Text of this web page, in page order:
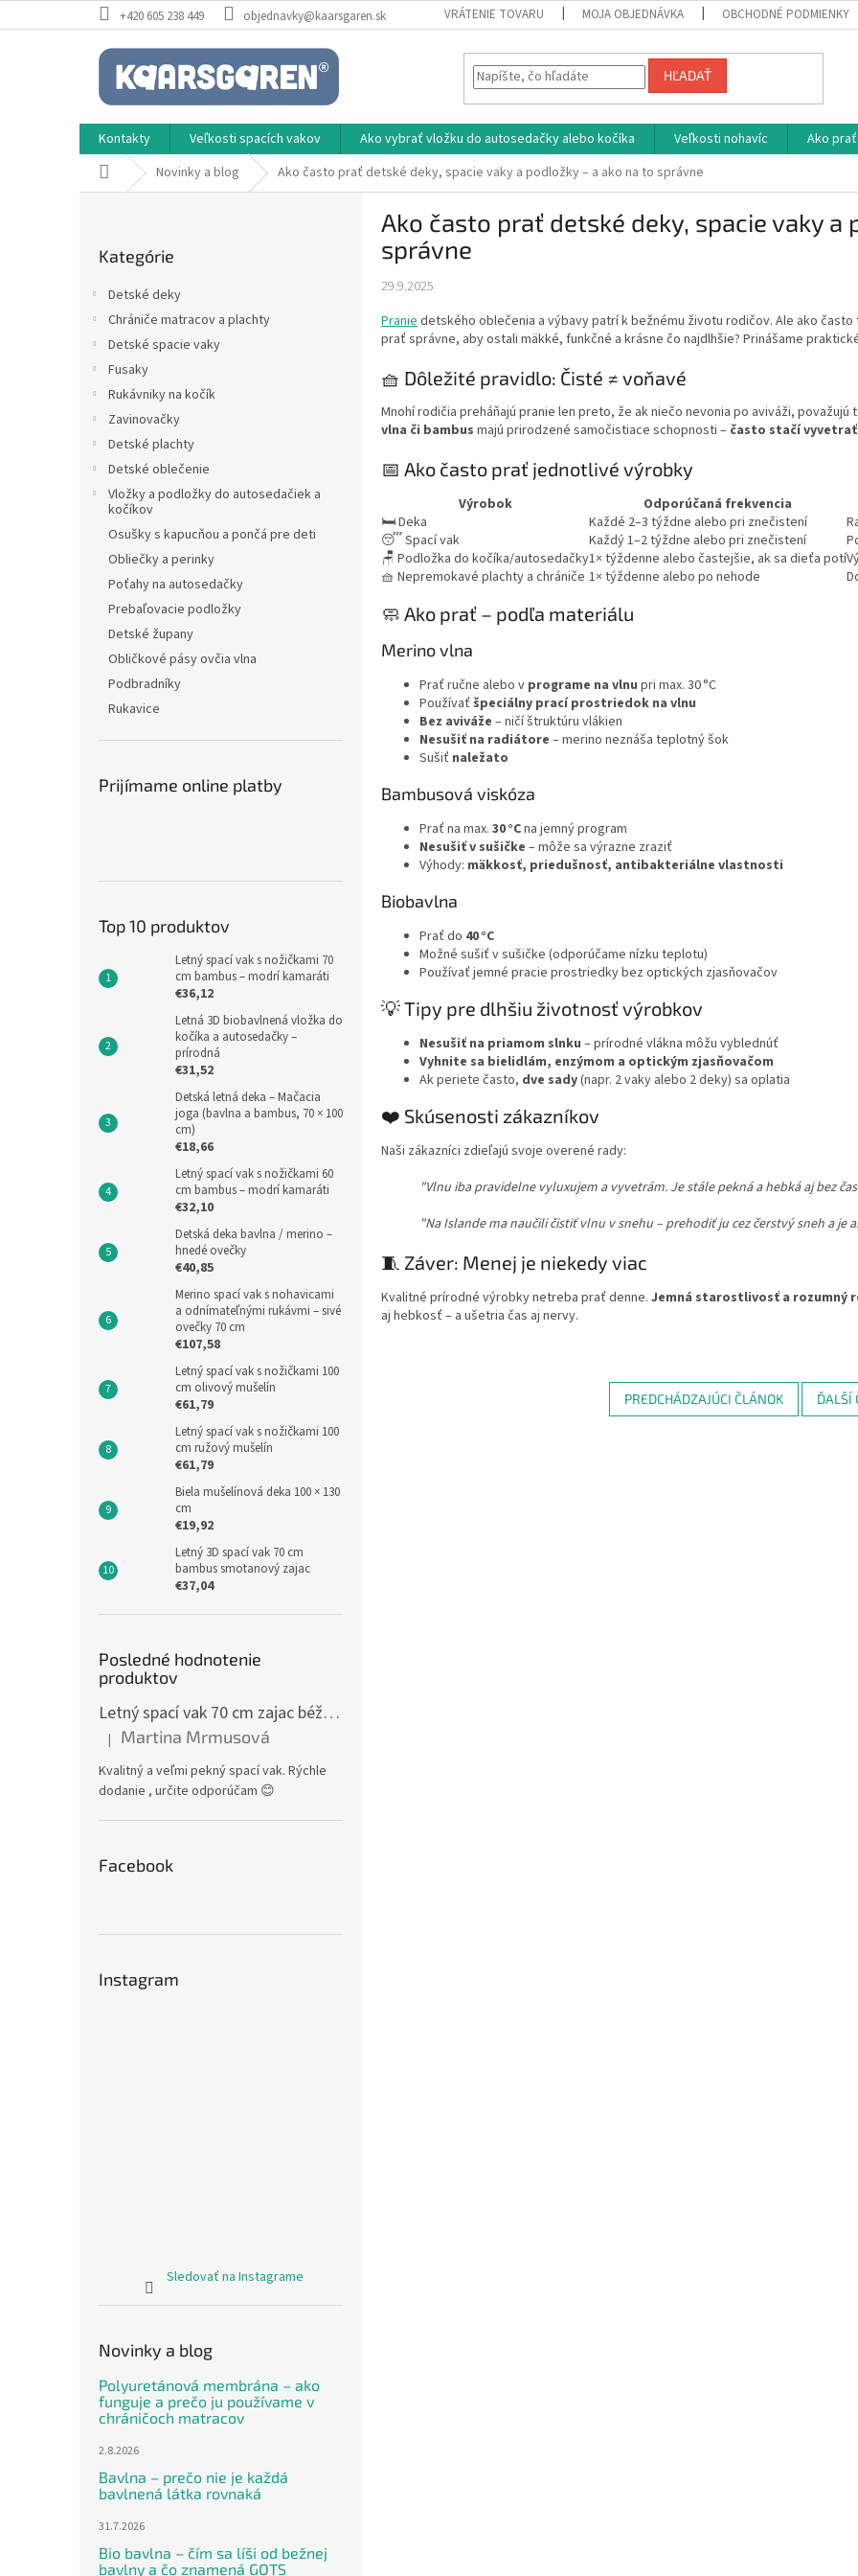
na
+420 605 238 449 objednavky@kaarsgaren.sk VRÁTENIE TOVARU MOJA OBJEDNÁVKA OBCHODNÉ PODMIENKY
HĽADAŤ
Kontakty Veľkosti spacích vakov Ako vybrať vložku do autosedačky alebo kočíka Veľkosti nohavíc Ako
DomovNovinky a blog Ako často prať detské deky, spacie vaky a podložky – a ako na to správne
kategórie
Kategórie
Detské deky
Chrániče matracov a plachty
Detské spacie vaky
Fusaky
Rukávniky na kočík
Zavinovačky
Detské plachty
Detské oblečenie
Vložky a podložky do autosedačiek a
kočíkov
Osušky s kapucňou a pončá pre deti
Obliečky a perinky
Poťahy na autosedačky
Prebaľovacie podložky
Detské župany
Obličkové pásy ovčia vlna
Podbradníky
Rukavice
Prijímame online platby
Top 10 produktov
Letný spací vak s nožičkami 70
cm bambus – modrí kamaráti
€36,12
Letná 3D biobavlnená vložka do
kočíka a autosedačky –
prírodná
€31,52
Detská letná deka – Mačacia
joga (bavlna a bambus, 70 × 100
cm)
€18,66
Letný spací vak s nožičkami 60
cm bambus – modrí kamaráti
€32,10
Detská deka bavlna / merino –
hnedé ovečky
€40,85
Merino spací vak s nohavicami
a odnímateľnými rukávmi – sivé
ovečky 70 cm
€107,58
Letný spací vak s nožičkami 100
cm olivový mušelín
€61,79
Letný spací vak s nožičkami 100
cm ružový mušelín
€61,79
Biela mušelínová deka 100 × 130
cm
€19,92
Letný 3D spací vak 70 cm
bambus smotanový zajac
€37,04
Posledné hodnotenie
produktov
Letný spací vak 70 cm zajac béžový zips na boku
Hodnotenie produktu je 5 z 5 hviezdičiek.
| Martina Mrmusová
Kvalitný a veľmi pekný spací vak. Rýchle
dodanie , určite odporúčam 😊
Facebook
Instagram
Sledovať na Instagrame
Novinky a blog
Polyuretánová membrána – ako
funguje a prečo ju používame v
chráničoch matracov
2.8.2026
Bavlna – prečo nie je každá
bavlnená látka rovnaká
31.7.2026
Bio bavlna – čím sa líši od bežnej
bavlny a čo znamená GOTS
Ako často prať detské deky, spacie vaky a
správne
29.9.2025
Pranie detského oblečenia a výbavy patrí k bežnému životu rodičov. Ale ako
prať správne, aby ostali mäkké, funkčné a krásne čo najdlhšie? Prinášame
🧺 Dôležité pravidlo: Čisté ≠ voňavé
Mnohí rodičia preháňajú pranie len preto, že ak niečo nevonia po aviváži,
vlna či bambus majú prirodzené samočistiace schopnosti – často stačí
📅 Ako často prať jednotlivé výrobky
Výrobok Odporúčaná frekvencia
🛏️ Deka
Každé 2–3 týždne alebo pri znečistení
😴 Spací vak
Každý 1–2 týždne alebo pri znečistení
🪑 Podložka do kočíka/autosedačky1× týždenne alebo častejšie, ak sa dieťa potí
🧺 Nepremokavé plachty a chrániče 1× týždenne alebo po nehode
🧼 Ako prať – podľa materiálu
Merino vlna
Prať ručne alebo v programe na vlnu pri max. 30 °C
Používať špeciálny prací prostriedok na vlnu
Bez aviváže – ničí štruktúru vlákien
Nesušiť na radiátore – merino neznáša teplotný šok
Sušiť naležato
Bambusová viskóza
Prať na max. 30 °Cna jemný program
Nesušiť v sušičke – môže sa výrazne zraziť
Výhody: mäkkosť, priedušnosť, antibakteriálne vlastnosti
Biobavlna
Prať do 40 °C
Možné sušiť v sušičke (odporúčame nízku teplotu)
Používať jemné pracie prostriedky bez optických zjasňovačov
💡 Tipy pre dlhšiu životnosť výrobkov
Nesušiť na priamom slnku – prírodné vlákna môžu vyblednúť
Vyhnite sa bielidlám, enzýmom a optickým zjasňovačom
Ak periete často, dve sady(napr. 2 vaky alebo 2 deky) sa oplatia
❤️ Skúsenosti zákazníkov
Naši zákazníci zdieľajú svoje overené rady:
"Vlnu iba pravidelne vyluxujem a vyvetrám. Je stále pekná a hebká aj bez
"Na Islande ma naučili čistiť vlnu v snehu – prehodiť ju cez čerstvý sneh a je
🧵 Záver: Menej je niekedy viac
Kvalitné prírodné výrobky netreba prať denne. Jemná starostlivosť a rozumný
aj hebkosť – a ušetria čas aj nervy.
PREDCHÁDZAJÚCI ČLÁNOK ĎALŠÍ